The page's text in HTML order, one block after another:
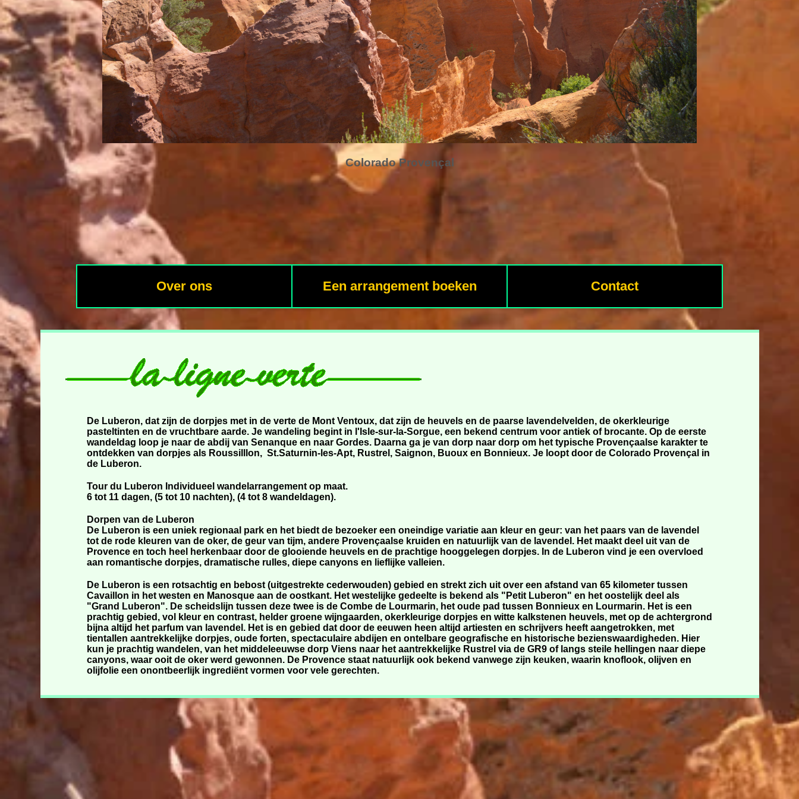
Colorado Provençal
Over ons Een arrangement boeken Contact
De Luberon, dat zijn de dorpjes met in de verte de Mont Ventoux, dat zijn de heuvels en de paarse lavendelvelden, de okerkleurige
pasteltinten en de vruchtbare aarde. Je wandeling begint in l'Isle-sur-la-Sorgue, een bekend centrum voor antiek of brocante. Op de eerste
wandeldag loop je naar de abdij van Senanque en naar Gordes. Daarna ga je van dorp naar dorp om het typische Provençaalse karakter te
ontdekken van dorpjes als Roussilllon, St.Saturnin-les-Apt, Rustrel, Saignon, Buoux en Bonnieux. Je loopt door de Colorado Provençal in
de Luberon.
Tour du Luberon Individueel wandelarrangement op maat.
6 tot 11 dagen, (5 tot 10 nachten), (4 tot 8 wandeldagen).
Dorpen van de Luberon
De Luberon is een uniek regionaal park en het biedt de bezoeker een oneindige variatie aan kleur en geur: van het paars van de lavendel
tot de rode kleuren van de oker, de geur van tijm, andere Provençaalse kruiden en natuurlijk van de lavendel. Het maakt deel uit van de
Provence en toch heel herkenbaar door de glooiende heuvels en de prachtige hooggelegen dorpjes. In de Luberon vind je een overvloed
aan romantische dorpjes, dramatische ruIles, diepe canyons en lieflijke valleien.
De Luberon is een rotsachtig en bebost (uitgestrekte cederwouden) gebied en strekt zich uit over een afstand van 65 kilometer tussen
Cavaillon in het westen en Manosque aan de oostkant. Het westelijke gedeelte is bekend als "Petit Luberon" en het oostelijk deel als
"Grand Luberon". De scheidslijn tussen deze twee is de Combe de Lourmarin, het oude pad tussen Bonnieux en Lourmarin. Het is een
prachtig gebied, vol kleur en contrast, helder groene wijngaarden, okerkleurige dorpjes en witte kalkstenen heuvels, met op de achtergrond
bijna altijd het parfum van lavendel. Het is en gebied dat door de eeuwen heen altijd artiesten en schrijvers heeft aangetrokken, met
tientallen aantrekkelijke dorpjes, oude forten, spectaculaire abdijen en ontelbare geografische en historische bezienswaardigheden. Hier
kun je prachtig wandelen, van het middeleeuwse dorp Viens naar het aantrekkelijke Rustrel via de GR9 of langs steile hellingen naar diepe
canyons, waar ooit de oker werd gewonnen. De Provence staat natuurlijk ook bekend vanwege zijn keuken, waarin knoflook, olijven en
olijfolie een onontbeerlijk ingrediënt vormen voor vele gerechten.